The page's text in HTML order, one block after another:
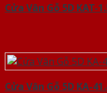
Cửa Vân Gỗ 5D KAT-
Cửa Vân Gỗ 5D KA-